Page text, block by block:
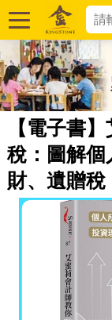
【電子書
稅：圖解個
財、遺贈稅